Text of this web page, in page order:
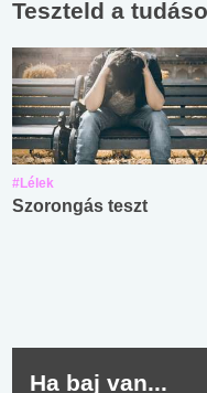
Teszteld a
#Lélek
Szorongás teszt
Ha baj van...